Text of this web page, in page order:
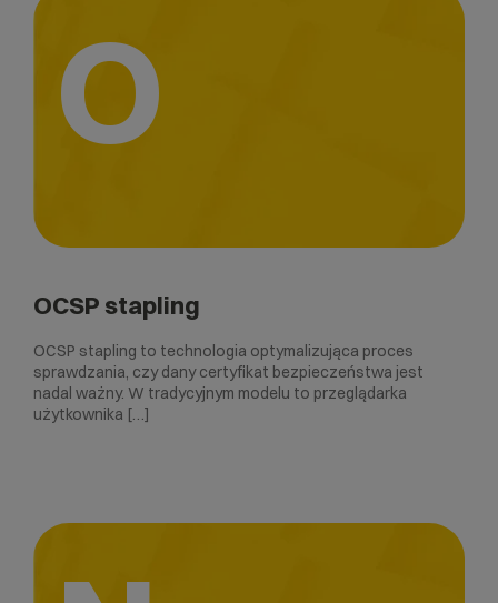
O
OCSP stapling
OCSP stapling to technologia optymalizująca proces
sprawdzania, czy dany certyfikat bezpieczeństwa jest
nadal ważny. W tradycyjnym modelu to przeglądarka
użytkownika […]